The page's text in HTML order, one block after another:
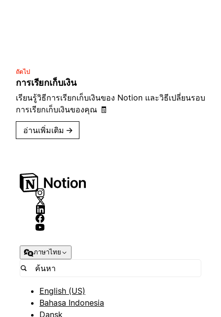
ถัดไป
การเรียกเก็บเงิน
เรียนรู้วิธีการเรียกเก็บเงินของ Notion และวิธีเปลี่ยนรอบ
การเรียกเก็บเงินของคุณ 🧾
อ่านเพิ่มเติม →
ภาษาไทย
English (US)
Bahasa Indonesia
Dansk